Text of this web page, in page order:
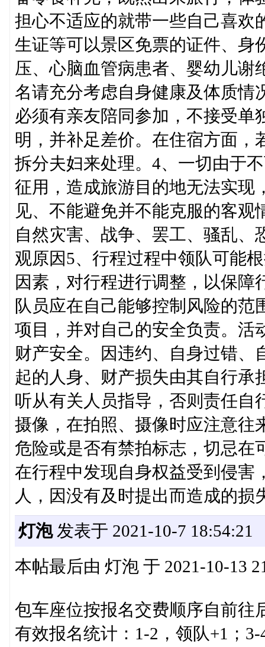
担心不适应的就带一些自己喜欢
生证等可以景区免票的证件、身
压、心脑血管病患者、婴幼儿谢
名请充分考虑自身健康及体质情
必须有亲友陪同参加，不接受单
明，并补足差价。在住宿方面，
拆分夫妇来处理。4、一切由于
征用，造成旅游目的地无法实现
见、不能避免并不能克服的客
自然灾害、战争、罢工、骚乱
观原因5、行程过程中领队可能
因素，对行程进行调整，以保障
队员应在自己能够控制风险的
项目，并对自己的安全负责。活
财产安全。因违约、自身过错、
起的人身、财产损失由其自行承
听从有关人员指导，否则责任自
摄像，在拍照、摄像时应注意往
危险或是否有禁拍标志，切忌在
在行程中发现自身权益受到侵害
人，因没有及时提出而造成的损
灯泡发表于 2021-10-7 18:54:21
本帖最后由 灯泡 于 2021-10-13
包车座位按报名交费顺序自前往
有效报名统计：1-2，领队+1；